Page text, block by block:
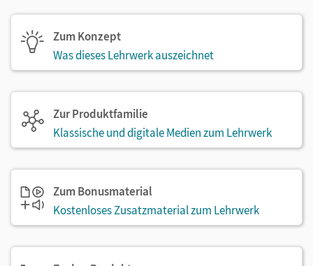
Zum Konzept
Was dieses Lehrwerk auszeichnet
Zur Produktfamilie
Klassische und digitale Medien zum Lehrwerk
Zum Bonusmaterial
Kostenloses Zusatzmaterial zum Lehrwerk